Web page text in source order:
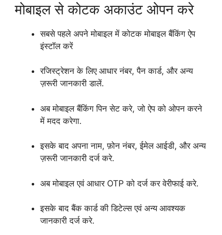
मोबाइल से कोटक अकाउंट ओपन करे
सबसे पहले अपने मोबाइल में कोटक मोबाइल बैंकिंग ऐप
इंस्टॉल करें
रजिस्ट्रेशन के लिए आधार नंबर, पैन कार्ड, और अन्य
ज़रूरी जानकारी डालें.
अब मोबाइल बैंकिंग पिन सेट करे, जो ऐप को ओपन करने
में मदद करेगा.
इसके बाद अपना नाम, फ़ोन नंबर, ईमेल आईडी, और अन्य
ज़रूरी जानकारी दर्ज करे.
अब मोबाइल एवं आधार OTP को दर्ज कर वेरीफाई करे.
इसके बाद बैंक कार्ड की डिटेल्स एवं अन्य आवश्यक
जानकारी दर्ज करे.